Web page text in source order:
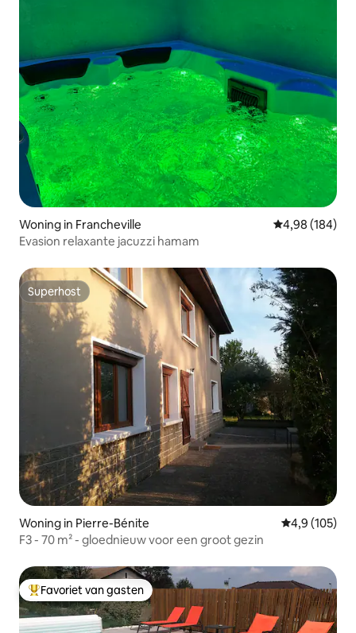
Woning in Francheville Gemiddelde
4,98 (184)
Evasion relaxante jacuzzi hamam
Superhost
Superhost
Woning in Pierre-Bénite Gemiddelde
4,9 (105)
F3 - 70 m² - gloednieuw voor een groot gezin
Topfavoriet van gasten
Favoriet van gasten